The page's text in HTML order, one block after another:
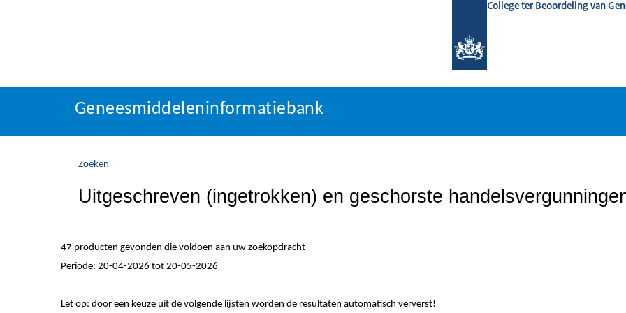
College ter Beoordeling van
Geneesmiddeleninformatiebank
U
zich
hier:
Geneesmiddeleninformatiebank
Zoeken
Uitgeschreven (ingetrokken) en geschorste
47 producten gevonden die voldoen aan uw zoekopdracht
Periode: 20-04-2026 tot 20-05-2026
Let op: door een keuze uit de volgende lijsten worden de resultaten automatisch ververst!